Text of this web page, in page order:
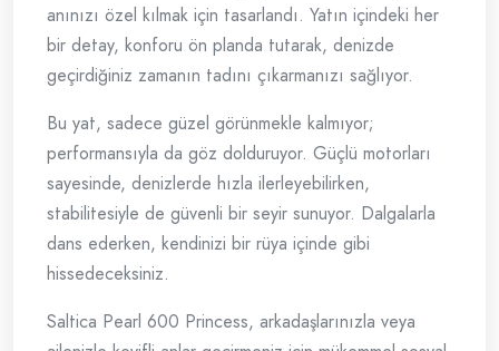
anınızı özel kılmak için tasarlandı. Yatın içindeki her
bir detay, konforu ön planda tutarak, denizde
geçirdiğiniz zamanın tadını çıkarmanızı sağlıyor.
Bu yat, sadece güzel görünmekle kalmıyor;
performansıyla da göz dolduruyor. Güçlü motorları
sayesinde, denizlerde hızla ilerleyebilirken,
stabilitesiyle de güvenli bir seyir sunuyor. Dalgalarla
dans ederken, kendinizi bir rüya içinde gibi
hissedeceksiniz.
Saltica Pearl 600 Princess, arkadaşlarınızla veya